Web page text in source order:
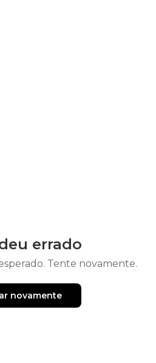
errado
Tente novamente.
novamente